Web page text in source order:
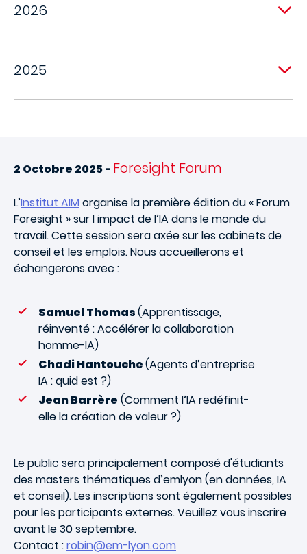
2026
2025
2 Octobre 2025 - Foresight Forum
L’Institut AIM organise la première édition du « Forum
Foresight » sur l impact de l’IA dans le monde du
travail. Cette session sera axée sur les cabinets de
conseil et les emplois.Nous accueillerons et
échangerons avec :
Samuel Thomas(Apprentissage,
réinventé : Accélérer la collaboration
homme-IA)
Chadi Hantouche(Agents d’entreprise
IA : quid est ?)
Jean Barrère (Comment l’IA redéfinit-
elle la création de valeur ?)
Le public sera principalement composé d'étudiants
des masters thématiques d’emlyon (en données, IA
et conseil). Les inscriptions sont également possibles
pour les participants externes. Veuillez vous inscrire
avant le 30 septembre.
Contact :robin@em-lyon.com